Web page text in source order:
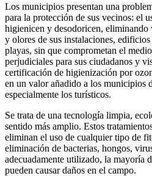
Los municipios presentan una
para la protección de sus vecinos: el
higienicen y desodoricen, eliminando
y olores de sus instalaciones,
playas, sin que comprometan el
perjudiciales para sus ciudadanos y
certificación de higienización por
en un valor añadido a los municipios
especialmente los turísticos.
Se trata de una tecnología limpia,
sentido más amplio. Estos
eliminan el uso de cualquier tipo de
eliminación de bacterias, hongos,
adecuadamente utilizado, la mayoría
pueden causar daños en el campo.